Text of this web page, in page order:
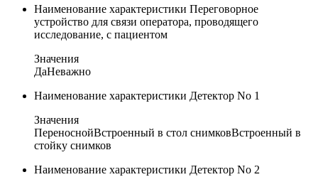
Наименование характеристики Переговорное
устройство для связи оператора, проводящего
исследование, с пациентом
Значения
ДаНеважно
Наименование характеристики Детектор No 1
Значения
ПереноснойВстроенный в стол снимковВстроенный в
стойку снимков
Наименование характеристики Детектор No 2